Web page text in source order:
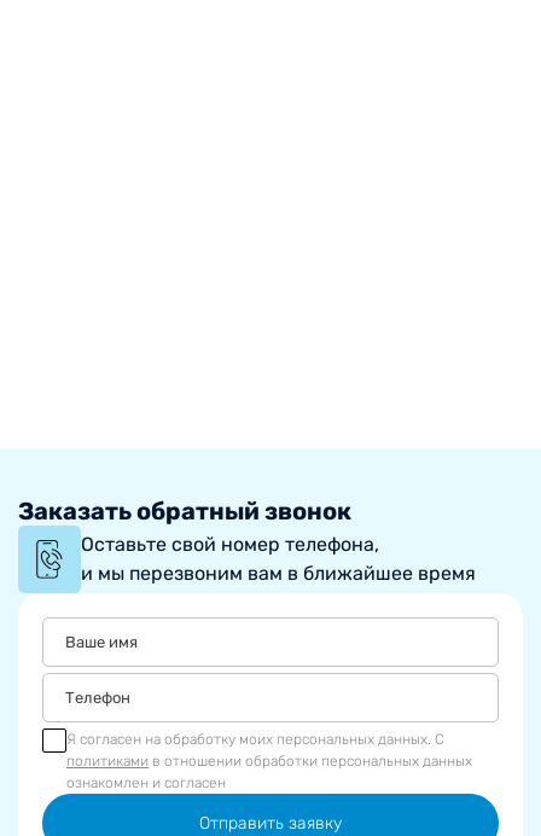
Заказать обратный звонок
Оставьте свой номер телефона,
и мы перезвоним вам в ближайшее время
Я согласен на обработку моих персональных данных. С
политиками в отношении обработки персональных данных
ознакомлен и согласен
Отправить заявку